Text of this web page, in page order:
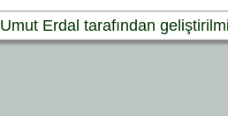
Umut Erdal tarafından